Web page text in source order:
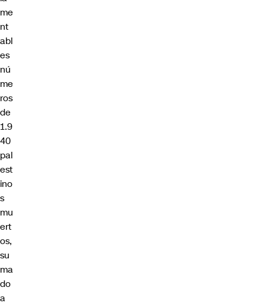
me
nt
abl
es
nú
me
ros
de
1.9
40
pal
est
ino
s
mu
ert
os,
su
ma
do
a